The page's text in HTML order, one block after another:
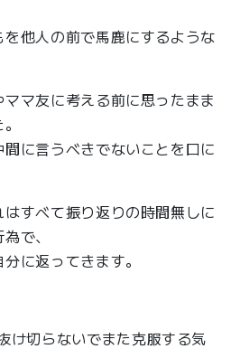
他人の前で馬鹿にするような
マ友に考える前に思ったまま
に言うべきでないことを口に
すべて振り返りの時間無しに
で、
に返ってきます。
け切らないでまた克服する気